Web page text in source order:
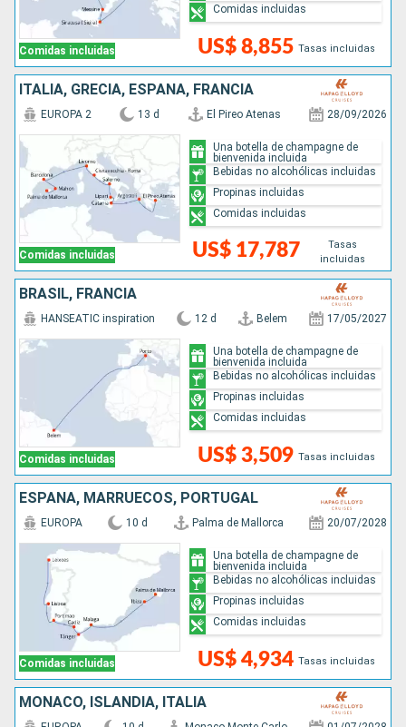
Comidas incluidas US$ 8,855 Tasas incluidas
Comidas incluidas
ITALIA, GRECIA, ESPAÑA, FRANCIA
Comidas incluidas
EUROPA 2 13 d El Pireo Atenas 28/09/2026
US$ 17,787
Tasas
incluidas
Una botella de champagne de
bienvenida incluida
Bebidas no alcohólicas incluidas
Propinas incluidas
Comidas incluidas
BRASIL, FRANCIA
Comidas incluidas
HANSEATIC inspiration 12 d Belem 17/05/2027
US$ 3,509 Tasas incluidas
Una botella de champagne de
bienvenida incluida
Bebidas no alcohólicas incluidas
Propinas incluidas
Comidas incluidas
ESPAÑA, MARRUECOS, PORTUGAL
Comidas incluidas
EUROPA 10 d Palma de Mallorca 20/07/2028
US$ 4,934 Tasas incluidas
Una botella de champagne de
bienvenida incluida
Bebidas no alcohólicas incluidas
Propinas incluidas
Comidas incluidas
MONACO, ISLANDIA, ITALIA